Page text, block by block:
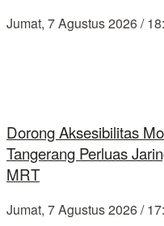
Jumat, 7 Agustus 2026 /
Dorong Aksesibilitas
Tangerang Perluas
MRT
Jumat, 7 Agustus 2026 /